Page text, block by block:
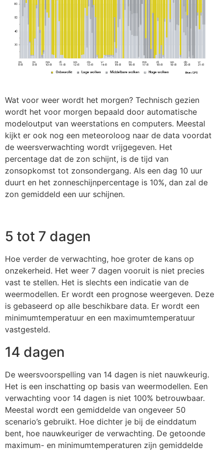
Wat voor weer wordt het morgen? Technisch gezien
wordt het voor morgen bepaald door automatische
modeloutput van weerstations en computers. Meestal
kijkt er ook nog een meteoroloog naar de data voordat
de weersverwachting wordt vrijgegeven. Het
percentage dat de zon schijnt, is de tijd van
zonsopkomst tot zonsondergang. Als een dag 10 uur
duurt en het zonneschijnpercentage is 10%, dan zal de
zon gemiddeld een uur schijnen.
5 tot 7 dagen
Hoe verder de verwachting, hoe groter de kans op
onzekerheid. Het weer 7 dagen vooruit is niet precies
vast te stellen. Het is slechts een indicatie van de
weermodellen. Er wordt een prognose weergeven. Deze
is gebaseerd op alle beschikbare data. Er wordt een
minimumtemperatuur en een maximumtemperatuur
vastgesteld.
14 dagen
De weersvoorspelling van 14 dagen is niet nauwkeurig.
Het is een inschatting op basis van weermodellen. Een
verwachting voor 14 dagen is niet 100% betrouwbaar.
Meestal wordt een gemiddelde van ongeveer 50
scenario’s gebruikt. Hoe dichter je bij de einddatum
bent, hoe nauwkeuriger de verwachting. De getoonde
maximum- en minimumtemperaturen zijn gemiddelde